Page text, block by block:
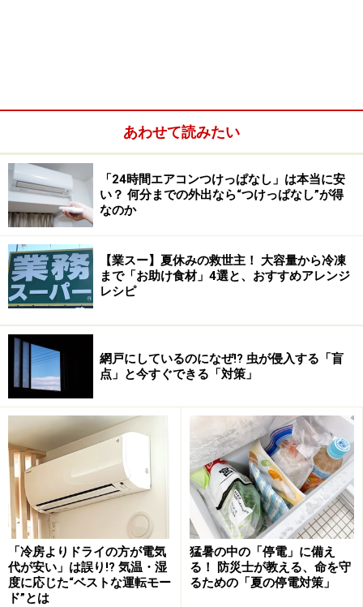
最近では、そのまま食卓に出せるフライパンや食品保存
容器もあります。それらであれば全く問題ないでしょ
う。ガラス製の保存容器などを使うことで、おしゃれな
食卓を演出できることもあります。
しかし、もともとこうした用途のものではないフライパ
ンや鍋、タッパーをそのまま食卓に出して食べるのは、
あまり行儀が良いとはいえません。最終的には個人の判
断に委ねられるでしょう。
あわせて読みたい
「24時間エアコンつけっぱなし」は本当に安
い？ 何分までの外出なら“つけっぱなし”が得
なのか
【業スー】夏休みの救世主！ 大容量から冷凍
まで「お助け食材」4選と、おすすめアレンジ
レシピ
網戸にしているのになぜ!? 虫が侵入する「盲
点」と今すぐできる「対策」
「冷房よりドライの方が電気
代が安い」は誤り!? 気温・湿
度に応じた“ベストな運転モー
ド”とは
猛暑の中の「停電」に備え
る！ 防災士が教える、命を守
るための「夏の停電対策」